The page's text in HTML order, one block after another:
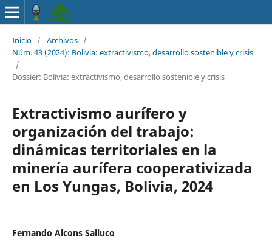
Inicio / Archivos /
Núm. 43 (2024): Bolivia: extractivismo, desarrollo sostenible y crisis
/
Dossier: Bolivia: extractivismo, desarrollo sostenible y crisis
Extractivismo aurífero y
organización del trabajo:
dinámicas territoriales en la
minería aurífera cooperativizada
en Los Yungas, Bolivia, 2024
Fernando Alcons Salluco